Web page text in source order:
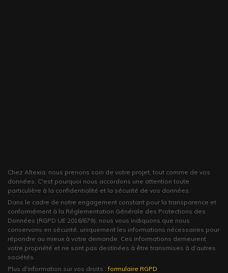
Chez Altexia, nous prenons soin de votre projet, tout comme de vos
données. C'est pourquoi nous accordons une attention toute
particulière à la confidentialité et la sécurité de vos données.
Dans le cadre de notre engagement constant pour la transparence et
conformément à la Réglementation Générale des Protections des
Données (RGPD UE 2016/679), nous vous indiquons que nous
conservons en sécurité, uniquement les informations nécessaires pour
répondre au mieux à votre demande. Ces informations demeurent
votre propriété et ne sont pas destinées à être transmises à d’autres
sociétés.
Plus d'information sur vos droits :formulaire RGPD